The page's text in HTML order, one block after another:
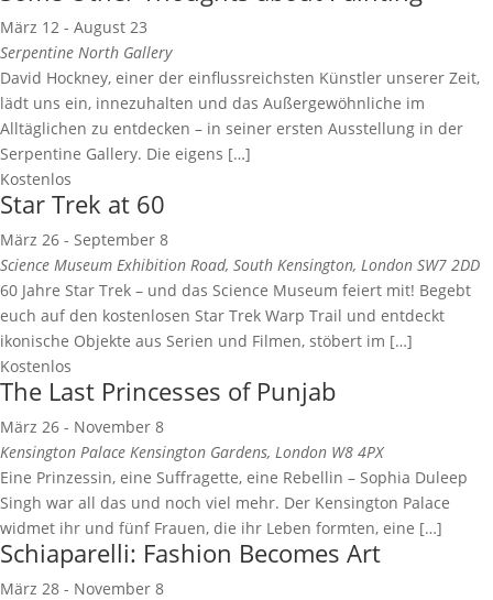
März 12 - August 23
Serpentine North Gallery
David Hockney, einer der einflussreichsten Künstler unserer Zeit,
lädt uns ein, innezuhalten und das Außergewöhnliche im
Alltäglichen zu entdecken – in seiner ersten Ausstellung in der
Serpentine Gallery. Die eigens […]
Kostenlos
Star Trek at 60
März 26 - September 8
Science Museum Exhibition Road, South Kensington, London SW7 2DD
60 Jahre Star Trek – und das Science Museum feiert mit! Begebt
euch auf den kostenlosen Star Trek Warp Trail und entdeckt
ikonische Objekte aus Serien und Filmen, stöbert im […]
Kostenlos
The Last Princesses of Punjab
März 26 - November 8
Kensington Palace Kensington Gardens, London W8 4PX
Eine Prinzessin, eine Suffragette, eine Rebellin – Sophia Duleep
Singh war all das und noch viel mehr. Der Kensington Palace
widmet ihr und fünf Frauen, die ihr Leben formten, eine […]
Schiaparelli: Fashion Becomes Art
März 28 - November 8